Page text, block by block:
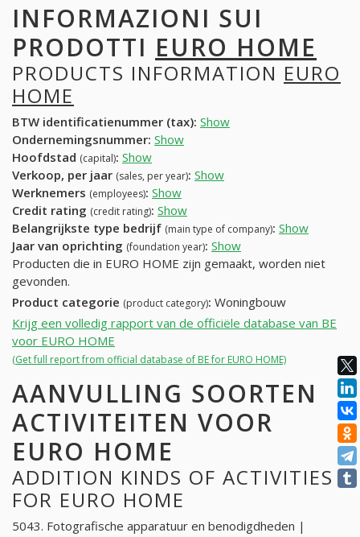
INFORMAZIONI SUI
PRODOTTI EURO HOME
PRODUCTS INFORMATION EURO
HOME
BTW identificatienummer (tax): Show
Ondernemingsnummer: Show
Hoofdstad (capital): Show
Verkoop, per jaar (sales, per year): Show
Werknemers (employees): Show
Credit rating (credit rating): Show
Belangrijkste type bedrijf (main type of company): Show
Jaar van oprichting (foundation year): Show
Producten die in EURO HOME zijn gemaakt, worden niet
gevonden.
Product categorie (product category): Woningbouw
Krijg een volledig rapport van de officiële database van BE
voor EURO HOME
(Get full report from official database of BE for EURO HOME)
AANVULLING SOORTEN
ACTIVITEITEN VOOR
EURO HOME
ADDITION KINDS OF ACTIVITIES
FOR EURO HOME
5043. Fotografische apparatuur en benodigdheden |